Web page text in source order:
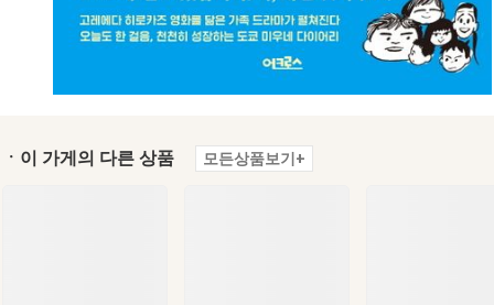
ㆍ이 가게의 다른 상품 모든상품보기+